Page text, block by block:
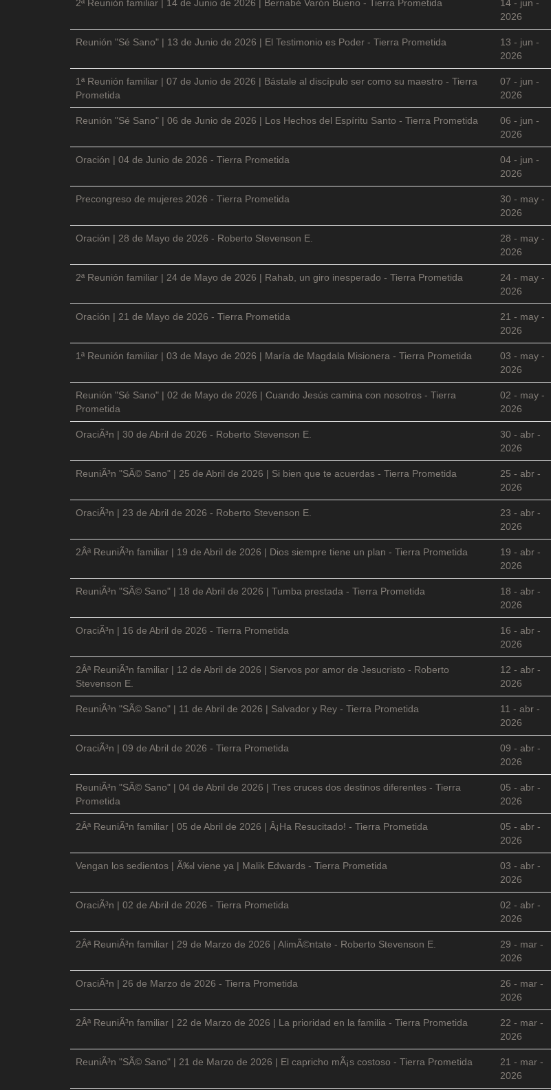
2ª Reunión familiar | 14 de Junio de 2026 | Bernabé Varón Bueno - Tierra Prometida
14 - jun -
2026
Reunión "Sé Sano" | 13 de Junio de 2026 | El Testimonio es Poder - Tierra Prometida
13 - jun -
2026
1ª Reunión familiar | 07 de Junio de 2026 | Bástale al discípulo ser como su maestro - Tierra
Prometida
07 - jun -
2026
Reunión "Sé Sano" | 06 de Junio de 2026 | Los Hechos del Espíritu Santo - Tierra Prometida
06 - jun -
2026
Oración | 04 de Junio de 2026 - Tierra Prometida
04 - jun -
2026
Precongreso de mujeres 2026 - Tierra Prometida
30 - may -
2026
Oración | 28 de Mayo de 2026 - Roberto Stevenson E.
28 - may -
2026
2ª Reunión familiar | 24 de Mayo de 2026 | Rahab, un giro inesperado - Tierra Prometida
24 - may -
2026
Oración | 21 de Mayo de 2026 - Tierra Prometida
21 - may -
2026
1ª Reunión familiar | 03 de Mayo de 2026 | María de Magdala Misionera - Tierra Prometida
03 - may -
2026
Reunión "Sé Sano" | 02 de Mayo de 2026 | Cuando Jesús camina con nosotros - Tierra
Prometida
02 - may -
2026
OraciÃ³n | 30 de Abril de 2026 - Roberto Stevenson E.
30 - abr -
2026
ReuniÃ³n "SÃ© Sano" | 25 de Abril de 2026 | Si bien que te acuerdas - Tierra Prometida
25 - abr -
2026
OraciÃ³n | 23 de Abril de 2026 - Roberto Stevenson E.
23 - abr -
2026
2Âª ReuniÃ³n familiar | 19 de Abril de 2026 | Dios siempre tiene un plan - Tierra Prometida
19 - abr -
2026
ReuniÃ³n "SÃ© Sano" | 18 de Abril de 2026 | Tumba prestada - Tierra Prometida
18 - abr -
2026
OraciÃ³n | 16 de Abril de 2026 - Tierra Prometida
16 - abr -
2026
2Âª ReuniÃ³n familiar | 12 de Abril de 2026 | Siervos por amor de Jesucristo - Roberto
Stevenson E.
12 - abr -
2026
ReuniÃ³n "SÃ© Sano" | 11 de Abril de 2026 | Salvador y Rey - Tierra Prometida
11 - abr -
2026
OraciÃ³n | 09 de Abril de 2026 - Tierra Prometida
09 - abr -
2026
ReuniÃ³n "SÃ© Sano" | 04 de Abril de 2026 | Tres cruces dos destinos diferentes - Tierra
Prometida
05 - abr -
2026
2Âª ReuniÃ³n familiar | 05 de Abril de 2026 | Â¡Ha Resucitado! - Tierra Prometida
05 - abr -
2026
Vengan los sedientos | Ã‰l viene ya | Malik Edwards - Tierra Prometida
03 - abr -
2026
OraciÃ³n | 02 de Abril de 2026 - Tierra Prometida
02 - abr -
2026
2Âª ReuniÃ³n familiar | 29 de Marzo de 2026 | AlimÃ©ntate - Roberto Stevenson E.
29 - mar -
2026
OraciÃ³n | 26 de Marzo de 2026 - Tierra Prometida
26 - mar -
2026
2Âª ReuniÃ³n familiar | 22 de Marzo de 2026 | La prioridad en la familia - Tierra Prometida
22 - mar -
2026
ReuniÃ³n "SÃ© Sano" | 21 de Marzo de 2026 | El capricho mÃ¡s costoso - Tierra Prometida
21 - mar -
2026